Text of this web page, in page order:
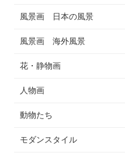
風景画 日本の風景
風景画 海外風景
花・静物画
人物画
動物たち
モダンスタイル